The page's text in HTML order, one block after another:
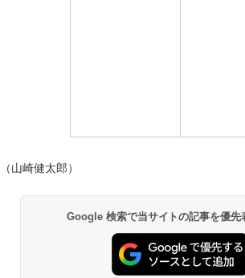
（山崎健太郎）
Google 検索で当サイトの記事を優先